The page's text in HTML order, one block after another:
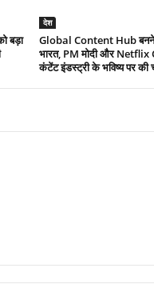
बड़ा
देश
Global Content Hub
भारत, PM मोदी और Netflix
कंटेंट इंडस्ट्री के भविष्य पर की